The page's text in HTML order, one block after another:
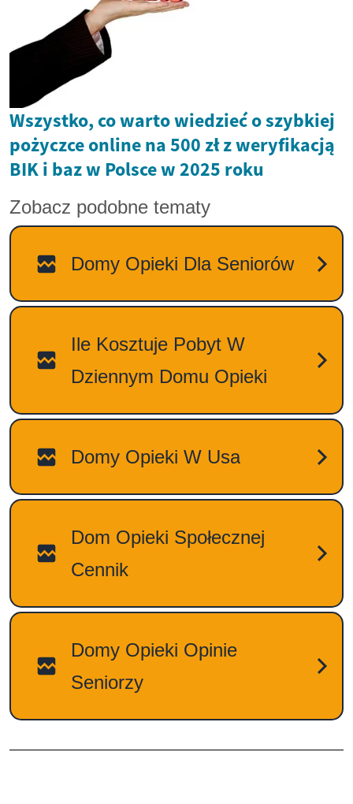
Wszystko, co warto wiedzieć o szybkiej
pożyczce online na 500 zł z weryfikacją
BIK i baz w Polsce w 2025 roku